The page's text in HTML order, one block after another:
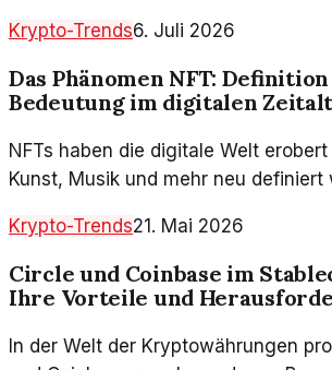
Krypto-Trends6. Juli 2026
Das Phänomen NFT:
Bedeutung im digitalen
NFTs haben die digitale Welt
Kunst, Musik und mehr neu definiert
Bedeutung vielschichtiger.
Krypto-Trends21. Mai 2026
Circle und Coinbase im
Ihre Vorteile und
In der Welt der Kryptowährungen